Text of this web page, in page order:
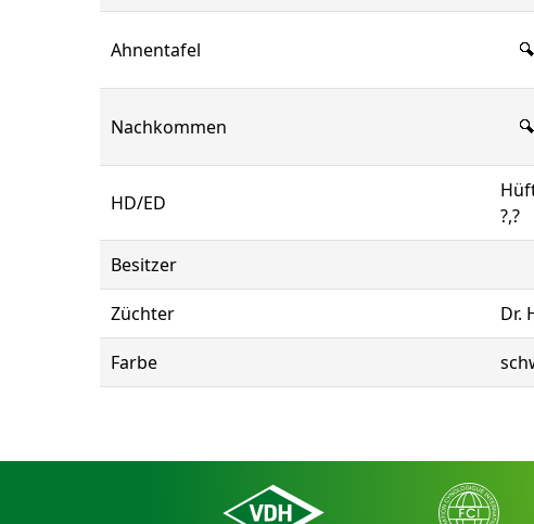
Ahnentafel
Nachkommen
HD/ED
?,?
Besitzer
Züchter Dr.
Farbe